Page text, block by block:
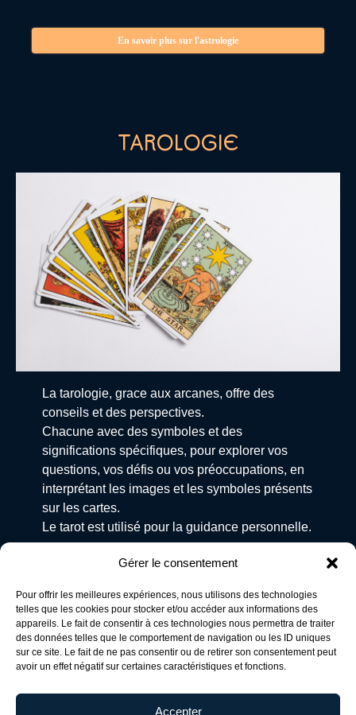
Gérer le consentement
Pour offrir les meilleures expériences, nous utilisons des technologies
telles que les cookies pour stocker et/ou accéder aux informations des
appareils. Le fait de consentir à ces technologies nous permettra de traiter
des données telles que le comportement de navigation ou les ID uniques
sur ce site. Le fait de ne pas consentir ou de retirer son consentement peut
avoir un effet négatif sur certaines caractéristiques et fonctions.
Accepter
En savoir plus sur l'astrologie
TAROLOGIE
La tarologie, grace aux arcanes, offre des
conseils et des perspectives.
Chacune avec des symboles et des
significations spécifiques, pour explorer vos
questions, vos défis ou vos préoccupations, en
interprétant les images et les symboles présents
sur les cartes.
Le tarot est utilisé pour la guidance personnelle.
En savoir plus sur la tarologie